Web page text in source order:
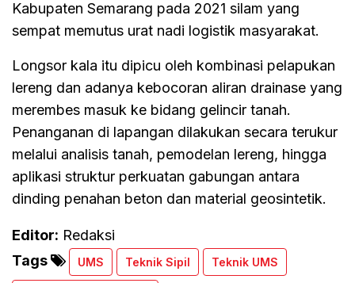
Kabupaten Semarang pada 2021 silam yang
sempat memutus urat nadi logistik masyarakat.
Longsor kala itu dipicu oleh kombinasi pelapukan
lereng dan adanya kebocoran aliran drainase yang
merembes masuk ke bidang gelincir tanah.
Penanganan di lapangan dilakukan secara terukur
melalui analisis tanah, pemodelan lereng, hingga
aplikasi struktur perkuatan gabungan antara
dinding penahan beton dan material geosintetik.
Editor: Redaksi
Tags
UMS Teknik Sipil Teknik UMS